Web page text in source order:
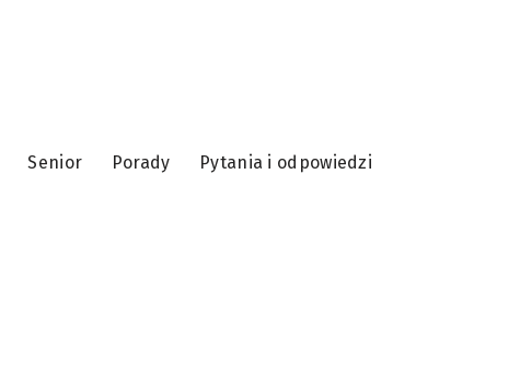
Senior Porady Pytania i odpowiedzi